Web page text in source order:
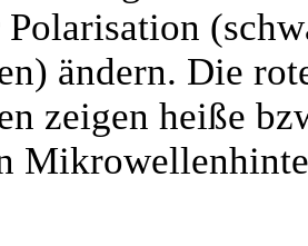
ändern. Die
zeigen heiße